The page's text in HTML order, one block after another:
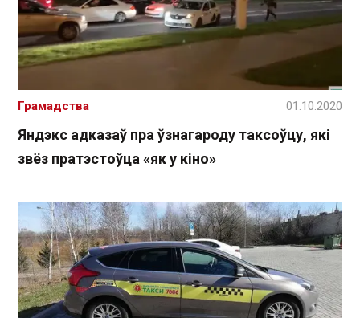
Яндэкс адказаў пра ўзнагароду таксоўцу, які
звёз пратэстоўца «як у кіно»
Грамадства 01.10.2020